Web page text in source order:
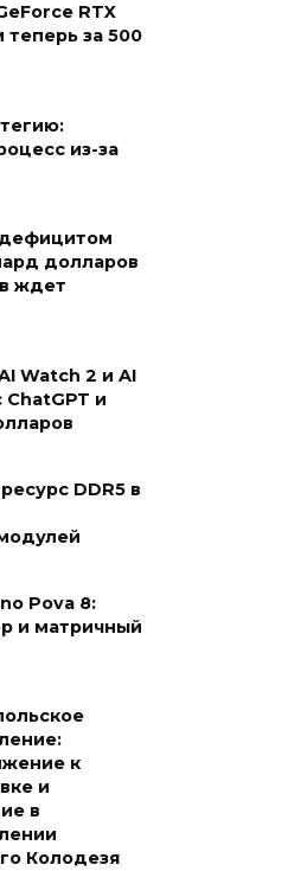
RTX
теперь за 500
из-за
дефицитом
долларов
ждет
Watch 2 и AI
и
DDR5 в
Pova 8:
и матричный
к
и
в
Колодезя